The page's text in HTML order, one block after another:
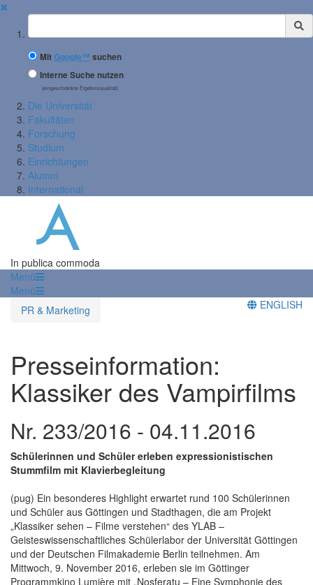
✖
Suchbegriff
MitGoogle™ suchen
Interne Suche nutzen
(eingeschränkte Ergebnisqualität)
Die Universität
Fakultäten
Forschung
Studium
Einrichtungen
Alumni
International
In publica commoda
Menü
Menü
PR & Marketing
ENGLISH
Presseinformation:
Klassiker des Vampirfilms
Nr. 233/2016 - 04.11.2016
Schülerinnen und Schüler erleben expressionistischen
Stummfilm mit Klavierbegleitung
(pug) Ein besonderes Highlight erwartet rund 100 Schülerinnen
und Schüler aus Göttingen und Stadthagen, die am Projekt
„Klassiker sehen – Filme verstehen“ des YLAB –
Geisteswissenschaftliches Schülerlabor der Universität Göttingen
und der Deutschen Filmakademie Berlin teilnehmen. Am
Mittwoch, 9. November 2016, erleben sie im Göttinger
Programmkino Lumière mit „Nosferatu – Eine Symphonie des